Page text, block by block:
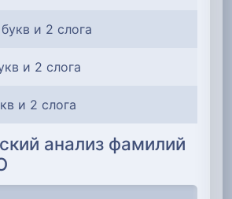
и 2 слога
и 2 слога
и 2 слога
анализ фамилий